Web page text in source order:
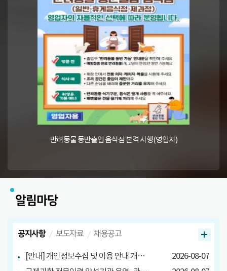
반려동물 동반출입 음식점 본격 시행(영업자)
알림마당
공지사항
[안내] 개인정보수집 및 이용 안내 개정 안내
2026-08-07
보도자료 채용공고